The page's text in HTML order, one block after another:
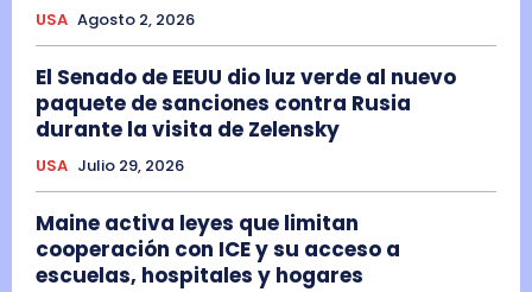
USA Agosto 2, 2026
El Senado de EEUU dio luz verde al nuevo
paquete de sanciones contra Rusia
durante la visita de Zelensky
USA Julio 29, 2026
Maine activa leyes que limitan
cooperación con ICE y su acceso a
escuelas, hospitales y hogares